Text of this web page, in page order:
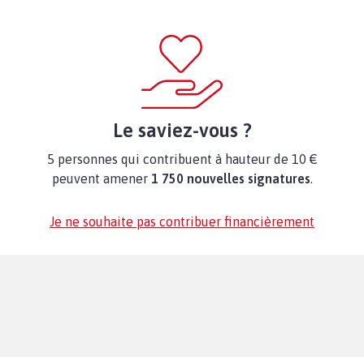
Le saviez-vous ?
5 personnes qui contribuent à hauteur de 10 €
peuvent amener 1 750 nouvelles signatures.
Je ne souhaite pas contribuer financièrement